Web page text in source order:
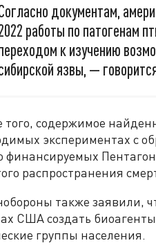
документам,
работы по патогенам
к изучению
язвы, —
того, содержимое
экспериментах с
финансируемых
распространения
также заявили,
США создать
группы населения.